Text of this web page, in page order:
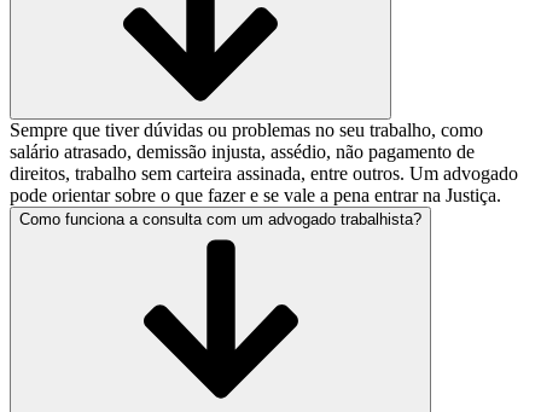
Sempre que tiver dúvidas ou problemas no seu trabalho, como
salário atrasado, demissão injusta, assédio, não pagamento de
direitos, trabalho sem carteira assinada, entre outros. Um advogado
pode orientar sobre o que fazer e se vale a pena entrar na Justiça.
Como funciona a consulta com um advogado trabalhista?